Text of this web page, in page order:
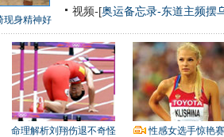
现身精神好
视频-[奥运备忘录-东道主频摆
命理解析刘翔伤退不奇怪 性感女选手惊艳